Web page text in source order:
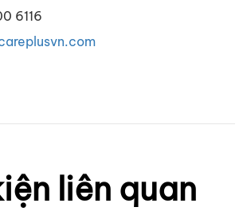
6116
liên quan